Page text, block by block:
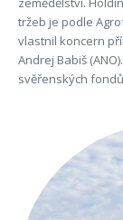
tržeb je podle
vlastnil koncern
Andrej Babiš
svěřenských